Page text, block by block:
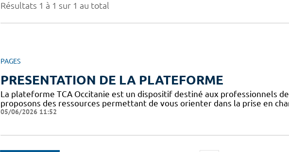
Résultats 1 à 1 sur 1 au total
PAGES
PRESENTATION DE LA PLATEFORME
La plateforme TCA Occitanie est un dispositif destiné aux professionnels de
proposons des ressources permettant de vous orienter dans la prise en
05/06/2026 11:52